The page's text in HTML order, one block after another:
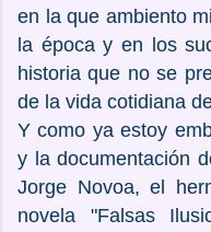
en la que ambiento
la época y en los
historia que no se
de la vida cotidiana
Y como ya estoy
y la documentación
Jorge Novoa, el
novela "Falsas